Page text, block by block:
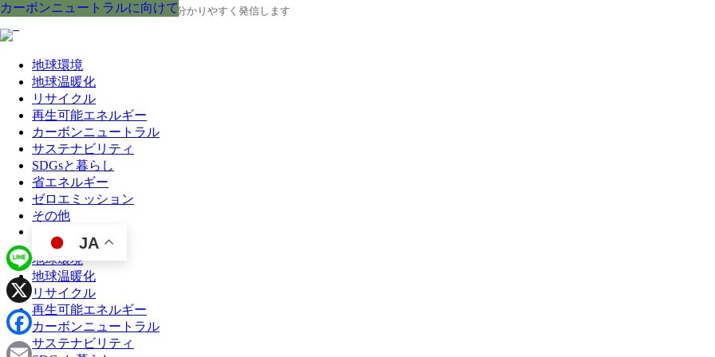
地球の今と未来に役立つ環境情報を、分かりやすく発信します
地球環境
地球温暖化
リサイクル
再生可能エネルギー
カーボンニュートラル
サステナビリティ
SDGsと暮らし
省エネルギー
ゼロエミッション
その他
JA
地球環境
地球温暖化
リサイクル
再生可能エネルギー
カーボンニュートラル
サステナビリティ
カーボンニュートラルに向けて
カーボンニュートラルに向けて
カーボンニュートラルに向けて
カーボンニュートラルに向けて
カーボンニュートラルに向けて
カーボンニュートラルに向けて
カーボンニュートラルに向けて
カーボンニュートラルに向けて
カーボンニュートラルに向けて
Line
X
Facebook